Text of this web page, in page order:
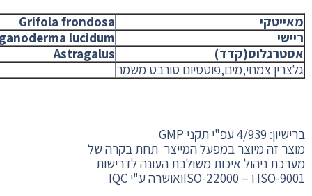
מאייטקי
Grifola frondosa
ריישי
ganoderma lucidum
אסטרגלוס(קדד)
Astragalus
גלצרין צמחי,מים,פוטסיום סורבט משמר
ברישיון: 4/939 עפ"י תקני GMP
מוצר זה מיוצר במפעל המייצר תחת בקרה של
מערכת ניהול איכות משולבת העונה לדרישות
ISO-9001 ו – ISO-22000ואושרה ע"י IQC